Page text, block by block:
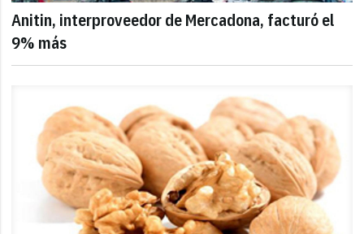
Anitin, interproveedor de Mercadona, facturó el
9% más